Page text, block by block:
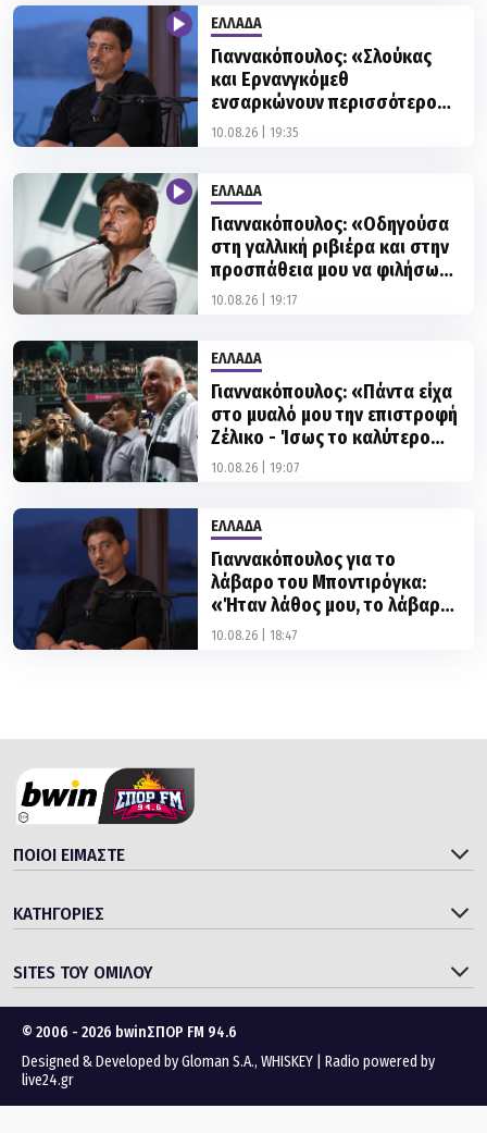
ΕΛΛΑΔΑ
Γιαννακόπουλος: «Σλούκας
και Ερνανγκόμεθ
ενσαρκώνουν περισσότερο
τις αξίες του Παναθηναϊκού»
10.08.26 | 19:35
ΕΛΛΑΔΑ
Γιαννακόπουλος: «Οδηγούσα
στη γαλλική ριβιέρα και στην
προσπάθεια μου να φιλήσω
την σύντροφό μου βγήκα
10.08.26 | 19:17
ΕΛΛΑΔΑ
Γιαννακόπουλος: «Πάντα είχα
στο μυαλό μου την επιστροφή
Ζέλικο - Ίσως το καλύτερο
ρόστερ που έχει δημιουργηθεί
10.08.26 | 19:07
ΕΛΛΑΔΑ
Γιαννακόπουλος για το
λάβαρο του Μποντιρόγκα:
«Ήταν λάθος μου, το λάβαρο
θα επιστρέψει στην οροφή»
10.08.26 | 18:47
ΠΟΙΟΙ ΕΙΜΑΣΤΕ
ΚΑΤΗΓΟΡΙΕΣ
SITES ΤΟΥ ΟΜΙΛΟΥ
© 2006 - 2026 bwinΣΠΟΡ FM 94.6
Designed & Developed byGloman S.A., WHISKEY
Radio powered by
live24.gr